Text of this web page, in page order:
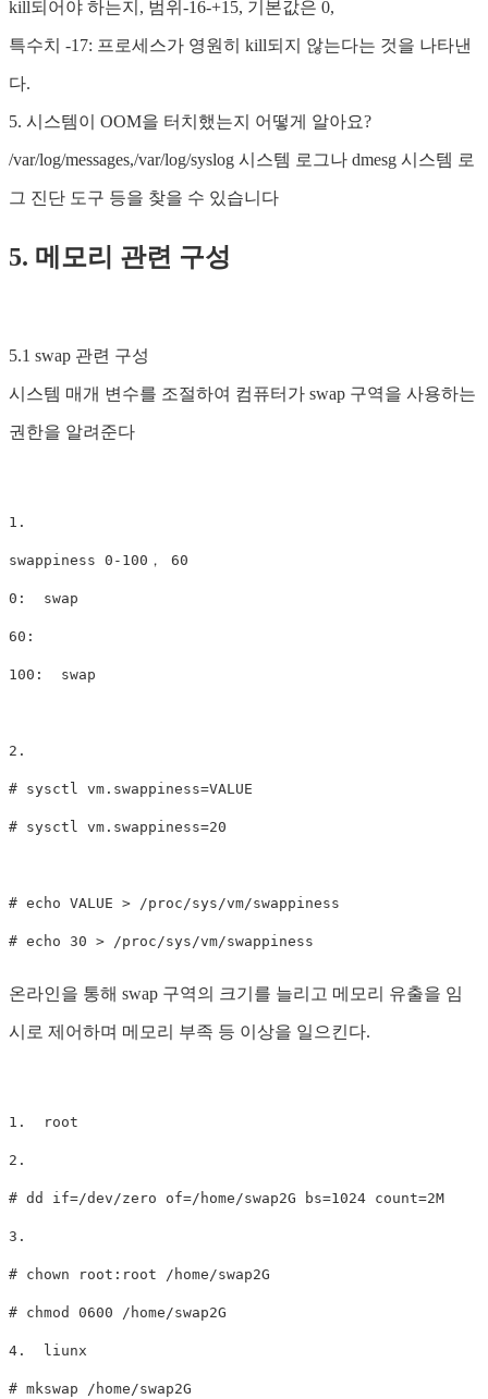
kill되어야 하는지, 범위-16-+15, 기본값은 0,
특수치 -17: 프로세스가 영원히 kill되지 않는다는 것을 나타낸
다.
5. 시스템이 OOM을 터치했는지 어떻게 알아요?
/var/log/messages,/var/log/syslog 시스템 로그나 dmesg 시스템 로
그 진단 도구 등을 찾을 수 있습니다
5. 메모리 관련 구성
5.1 swap 관련 구성
시스템 매개 변수를 조절하여 컴퓨터가 swap 구역을 사용하는
권한을 알려준다
1.
swappiness 0-100， 60
0:  swap
60:
100:  swap
2.
# sysctl vm.swappiness=VALUE
# sysctl vm.swappiness=20
# echo VALUE > /proc/sys/vm/swappiness
# echo 30 > /proc/sys/vm/swappiness
온라인을 통해 swap 구역의 크기를 늘리고 메모리 유출을 임
시로 제어하며 메모리 부족 등 이상을 일으킨다.
1.  root
2.
# dd if=/dev/zero of=/home/swap2G bs=1024 count=2M
3.
# chown root:root /home/swap2G
# chmod 0600 /home/swap2G
4.  liunx
# mkswap /home/swap2G